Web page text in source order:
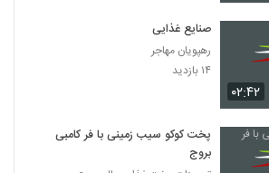
۰۲:۴۲
صنایع غذایی
رهپویان مهاجر
۱۴ بازدید
پخت کوکو سیب زمینی با فر کامبی
بروج